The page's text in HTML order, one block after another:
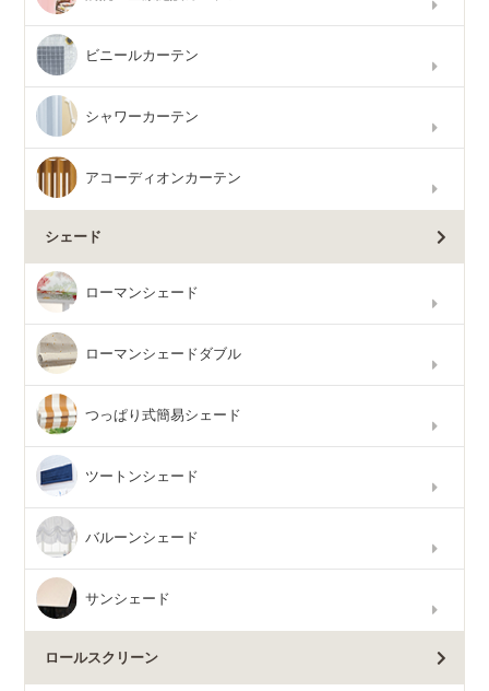
ビニールカーテン
シャワーカーテン
アコーディオンカーテン
シェード
ローマンシェード
ローマンシェードダブル
つっぱり式簡易シェード
ツートンシェード
バルーンシェード
サンシェード
ロールスクリーン